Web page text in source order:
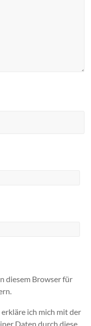
diesem Browser für
ich mich mit der
Daten durch diese